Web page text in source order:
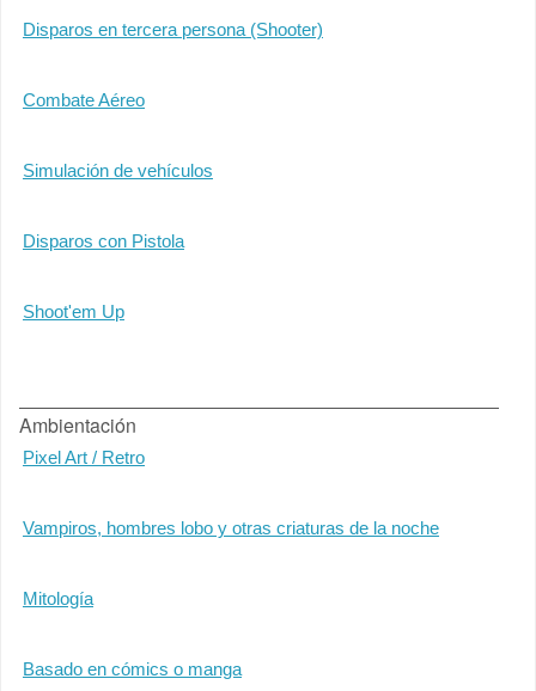
Disparos en tercera persona (Shooter)
Combate Aéreo
Simulación de vehículos
Disparos con Pistola
Shoot'em Up
Ambientación
Pixel Art / Retro
Vampiros, hombres lobo y otras criaturas de la noche
Mitología
Basado en cómics o manga